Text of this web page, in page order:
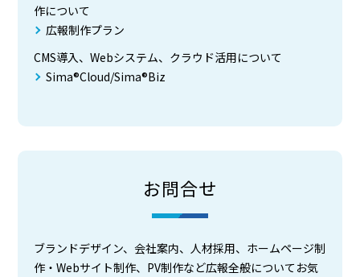
作について
広報制作プラン
CMS導入、Webシステム、クラウド活用について
Sima®Cloud/Sima®Biz
お問合せ
ブランドデザイン、会社案内、人材採用、ホームページ制
作・Webサイト制作、PV制作など広報全般についてお気